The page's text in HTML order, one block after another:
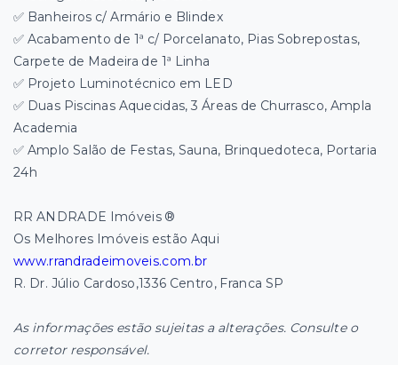
✅ Banheiros c/ Armário e Blindex
✅ Acabamento de 1ª c/ Porcelanato, Pias Sobrepostas,
Carpete de Madeira de 1ª Linha
✅ Projeto Luminotécnico em LED
✅ Duas Piscinas Aquecidas, 3 Áreas de Churrasco, Ampla
Academia
✅ Amplo Salão de Festas, Sauna, Brinquedoteca, Portaria
24h
RR ANDRADE Imóveis ®
Os Melhores Imóveis estão Aqui
www.rrandradeimoveis.com.br
R. Dr. Júlio Cardoso,1336 Centro, Franca SP
As informações estão sujeitas a alterações. Consulte o
corretor responsável.